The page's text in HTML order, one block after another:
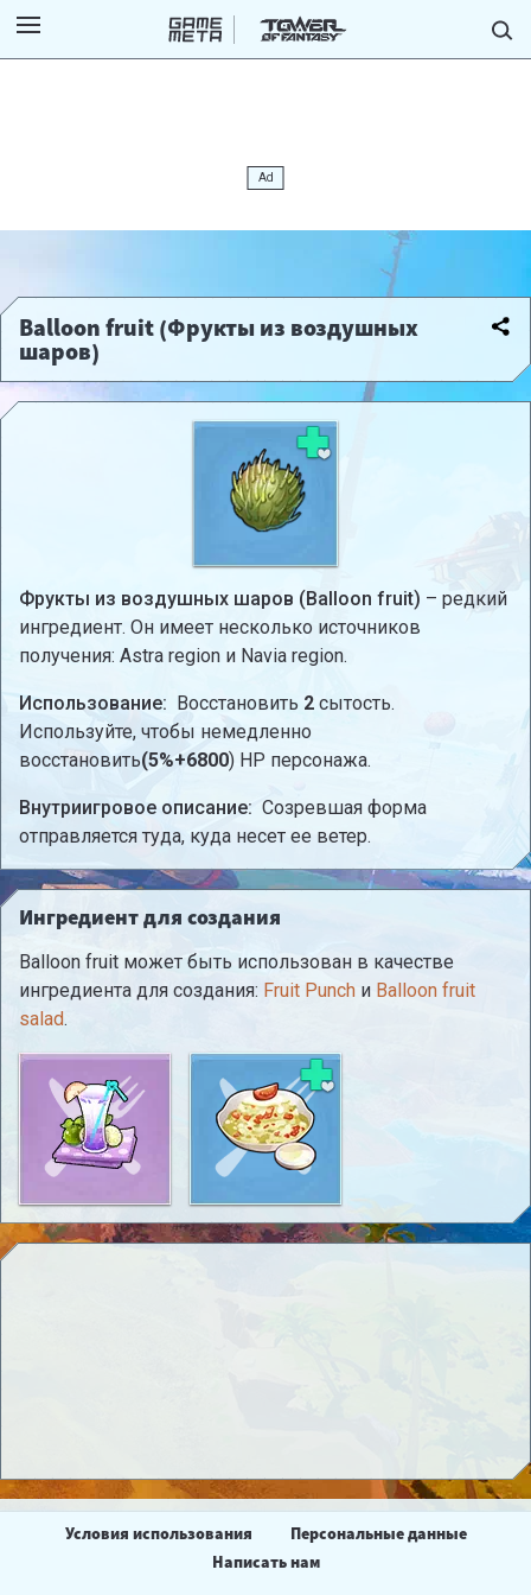
Balloon fruit (Фрукты из воздушных
шаров)
Фрукты из воздушных шаров (Balloon fruit) – редкий
ингредиент. Он имеет несколько источников
получения: Astra region и Navia region.
Использование: Восстановить 2 сытость.
Используйте, чтобы немедленно
восстановить(5%+6800) HP персонажа.
Внутриигровое описание: Созревшая форма
отправляется туда, куда несет ее ветер.
Ингредиент для создания
Balloon fruit может быть использован в качестве
ингредиента для создания: Fruit Punch и Balloon fruit
salad.
Условия использования
Персональные данные
Написать нам